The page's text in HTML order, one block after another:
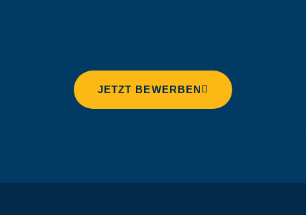
JETZT BEWERBEN